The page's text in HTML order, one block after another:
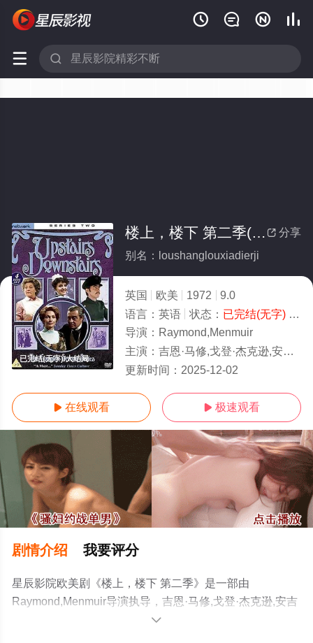
   
 
已完结(无字)/大结局
 分享
楼上，楼下 第二季(全集)
别名：loushanglouxiadierji
英国 欧美 1972
9.0
语言： 英语 状态： 已完结(无字)- 免费在线观看
导演： Raymond,Menmuir
主演： 吉恩·马修,戈登·杰克逊,安吉拉·巴德利
更新时间： 2025-12-02
 在线观看  极速观看
剧情介绍 我要评分
星辰影院欧美剧《楼上，楼下 第二季》是一部由
Raymond,Menmuir导演执导，吉恩·马修,戈登·杰克逊,安吉
拉·巴德利等明星精彩演绎的英国电视剧，大结局剧情已揭
